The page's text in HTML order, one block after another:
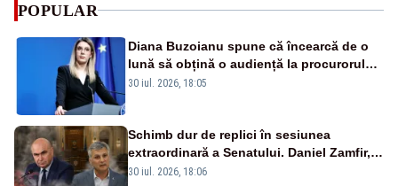
POPULAR
Diana Buzoianu spune că încearcă de o
lună să obțină o audiență la procurorul
general, Parchetul General neagă ca a
30 iul. 2026, 18:05
Schimb dur de replici în sesiunea
extraordinară a Senatului. Daniel Zamfir,
către Bolojan: ”Sacrificaţi 770 de milioane
30 iul. 2026, 18:06